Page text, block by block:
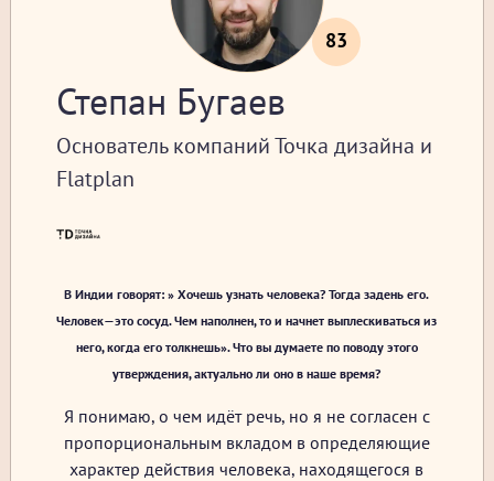
83
Степан Бугаев
Основатель компаний Точка дизайна и
Flatplan
В Индии говорят: » Хочешь узнать человека? Тогда задень его.
Человек—это сосуд. Чем наполнен, то и начнет выплескиваться из
него, когда его толкнешь». Что вы думаете по поводу этого
утверждения, актуально ли оно в наше время?
Я понимаю, о чем идёт речь, но я не согласен с
пропорциональным вкладом в определяющие
характер действия человека, находящегося в